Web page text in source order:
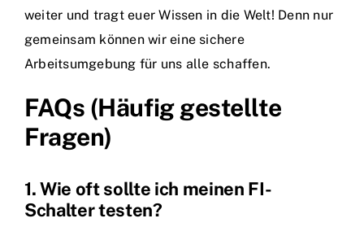
weiter und tragt euer Wissen in die Welt! Denn nur
gemeinsam können wir eine sichere
Arbeitsumgebung für uns alle schaffen.
FAQs (Häufig gestellte
Fragen)
1. Wie oft sollte ich meinen FI-
Schalter testen?